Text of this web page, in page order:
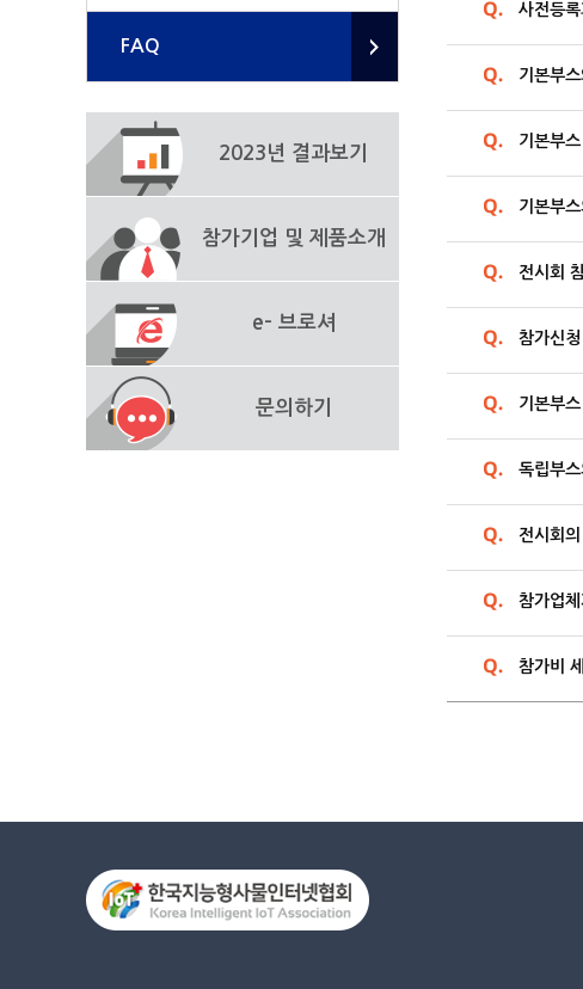
FAQ
2023년 결과보기
참가기업 및 제품소개
e- 브로셔
문의하기
사전등
기본부
기본부
기본부
전시회
참가신
기본부
독립부
전시회
참가업
참가비